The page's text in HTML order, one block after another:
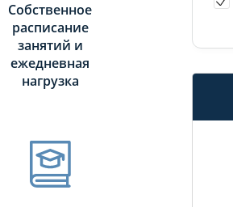
Собственное
расписание
занятий и
ежедневная
нагрузка